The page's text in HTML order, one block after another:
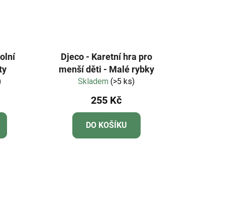
Djeco - Karetní hra pro
menší děti - Malé rybky
Skladem(>5 ks)
255 Kč
DO KOŠÍKU